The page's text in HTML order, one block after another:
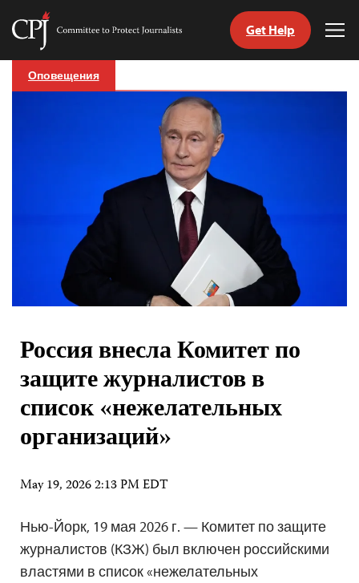
Skip
Committee
Protect
Journalists
Get Help
Оповещения
Россия внесла Комитет по
защите журналистов в
список «нежелательных
организаций»
May 19, 2026 2:13 PM EDT
Нью-Йорк, 19 мая 2026 г. — Комитет по защите
журналистов (КЗЖ) был включен российскими
властями в список «нежелательных